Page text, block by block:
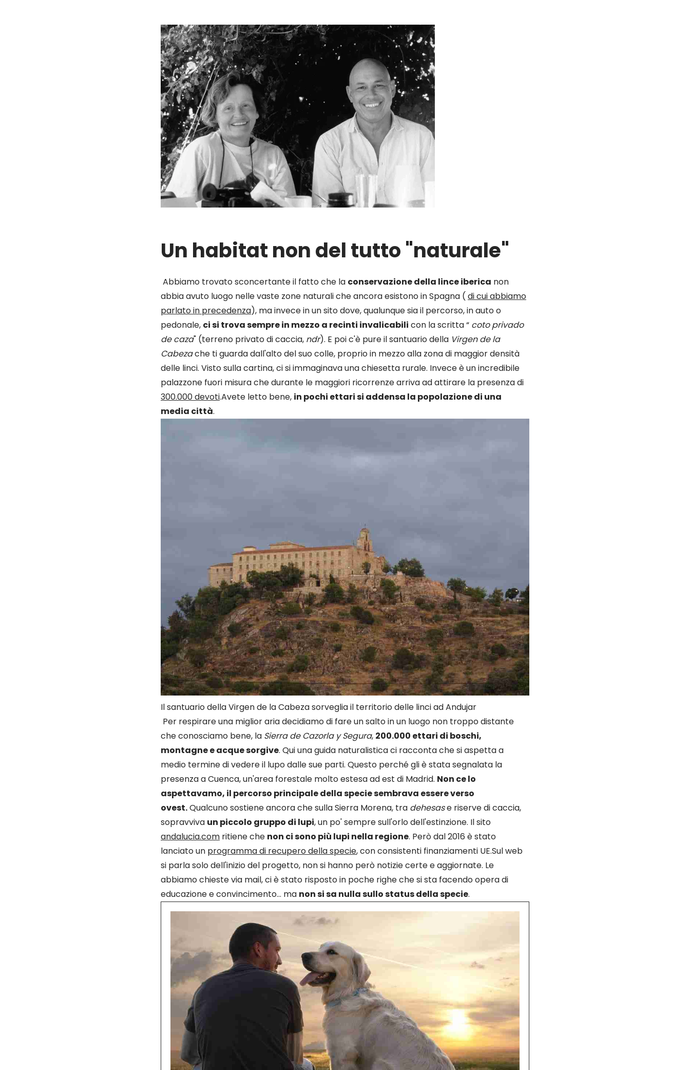
Un habitat non del tutto "naturale"
Abbiamo trovato sconcertante il fatto che la conservazione della lince iberica non
abbia avuto luogo nelle vaste zone naturali che ancora esistono in Spagna ( di cui abbiamo
parlato in precedenza), ma invece in un sito dove, qualunque sia il percorso, in auto o
pedonale, ci si trova sempre in mezzo a recinti invalicabili con la scritta “ coto privado
de caza" (terreno privato di caccia, ndr). E poi c'è pure il santuario della Virgen de la
Cabezache ti guarda dall'alto del suo colle, proprio in mezzo alla zona di maggior densità
delle linci. Visto sulla cartina, ci si immaginava una chiesetta rurale. Invece è un incredibile
palazzone fuori misura che durante le maggiori ricorrenze arriva ad attirare la presenza di
300.000 devoti.Avete letto bene, in pochi ettari si addensa la popolazione di una
media città.
Il santuario della Virgen de la Cabeza sorveglia il territorio delle linci ad Andujar
Per respirare una miglior aria decidiamo di fare un salto in un luogo non troppo distante
che conosciamo bene, la Sierra de Cazorla y Segura, 200.000 ettari di boschi,
montagne e acque sorgive. Qui una guida naturalistica ci racconta che si aspetta a
medio termine di vedere il lupo dalle sue parti. Questo perché gli è stata segnalata la
presenza a Cuenca, un'area forestale molto estesa ad est di Madrid. Non ce lo
aspettavamo, il percorso principale della specie sembrava essere verso
ovest.Qualcuno sostiene ancora che sulla Sierra Morena, tra dehesase riserve di caccia,
sopravviva un piccolo gruppo di lupi, un po' sempre sull'orlo dell'estinzione. Il sito
andalucia.com ritiene che non ci sono più lupi nella regione. Però dal 2016 è stato
lanciato un programma di recupero della specie, con consistenti finanziamenti UE.Sul web
si parla solo dell'inizio del progetto, non si hanno però notizie certe e aggiornate. Le
abbiamo chieste via mail, ci è stato risposto in poche righe che si sta facendo opera di
educazione e convincimento… ma non si sa nulla sullo status della specie.